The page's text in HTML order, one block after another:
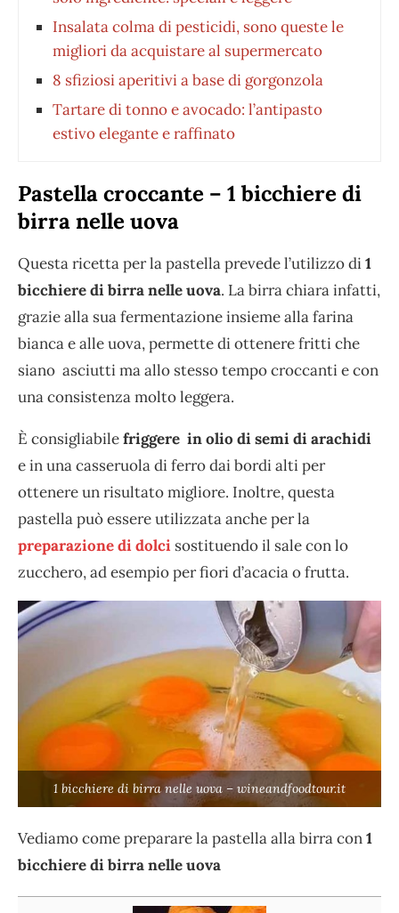
Insalata colma di pesticidi, sono queste le
migliori da acquistare al supermercato
8 sfiziosi aperitivi a base di gorgonzola
Tartare di tonno e avocado: l’antipasto
estivo elegante e raffinato
Pastella croccante – 1 bicchiere di
birra nelle uova
Questa ricetta per la pastella prevede l’utilizzo di1
bicchiere di birra nelle uova. La birra chiara infatti,
grazie alla sua fermentazione insieme alla farina
bianca e alle uova, permette di ottenere fritti che
siano asciutti ma allo stesso tempo croccanti e con
una consistenza molto leggera.
È consigliabilefriggere in olio di semi di arachidi
e in una casseruola di ferro dai bordi alti per
ottenere un risultato migliore. Inoltre, questa
pastella può essere utilizzata anche per la
preparazione di dolci sostituendo il sale con lo
zucchero, ad esempio per fiori d’acacia o frutta.
1 bicchiere di birra nelle uova – wineandfoodtour.it
Vediamo come preparare la pastella alla birra con1
bicchiere di birra nelle uova